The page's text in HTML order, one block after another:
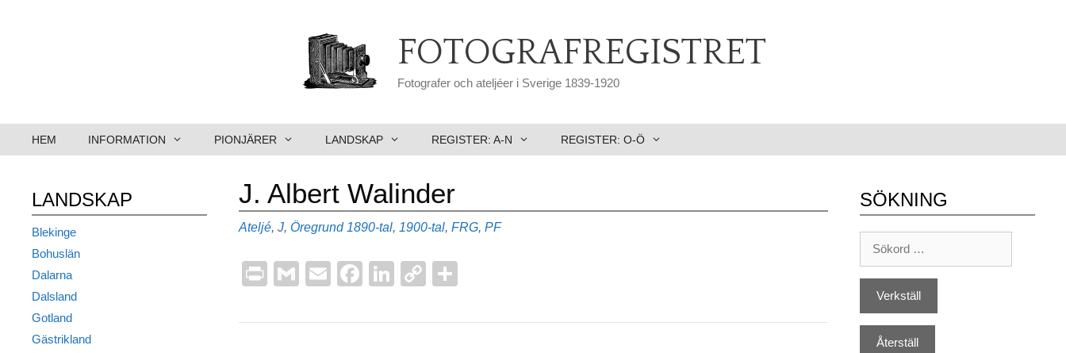
FOTOGRAFREGISTRET
Fotografer och ateljéer i Sverige 1839-1920
HEM INFORMATION PIONJÄRER LANDSKAP REGISTER: A-N REGISTER: O-Ö
J. Albert Walinder
Kategorier
Ateljé, J, Öregrund Etiketter
1890-tal, 1900-tal, FRG, PF
Pr
t
G
ail
E
ail
F
c
Li
k
C
p
a
LANDSKAP
Blekinge
Bohuslän
Dalarna
Dalsland
Gotland
Gästrikland
SÖKNING